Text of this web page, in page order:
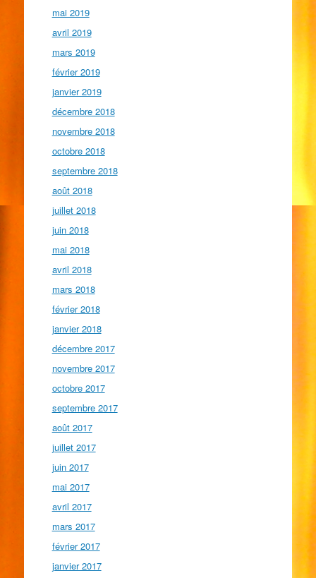
mai 2019
avril 2019
mars 2019
février 2019
janvier 2019
décembre 2018
novembre 2018
octobre 2018
septembre 2018
août 2018
juillet 2018
juin 2018
mai 2018
avril 2018
mars 2018
février 2018
janvier 2018
décembre 2017
novembre 2017
octobre 2017
septembre 2017
août 2017
juillet 2017
juin 2017
mai 2017
avril 2017
mars 2017
février 2017
janvier 2017